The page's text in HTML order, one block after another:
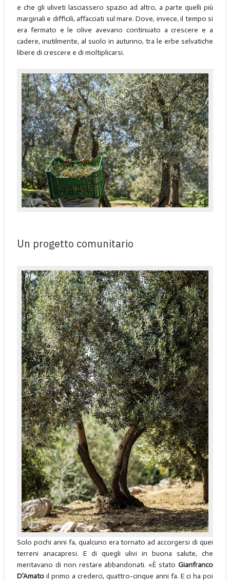
e che gli uliveti lasciassero spazio ad altro, a parte quelli più
marginali e difficili, affacciati sul mare. Dove, invece, il tempo si
era fermato e le olive avevano continuato a crescere e a
cadere, inutilmente, al suolo in autunno, tra le erbe selvatiche
libere di crescere e di moltiplicarsi.
Un progetto comunitario
Solo pochi anni fa, qualcuno era tornato ad accorgersi di quei
terreni anacapresi. E di quegli ulivi in buona salute, che
meritavano di non restare abbandonati. «È statoGianfranco
D’Amatoil primo a crederci, quattro-cinque anni fa. E ci ha poi